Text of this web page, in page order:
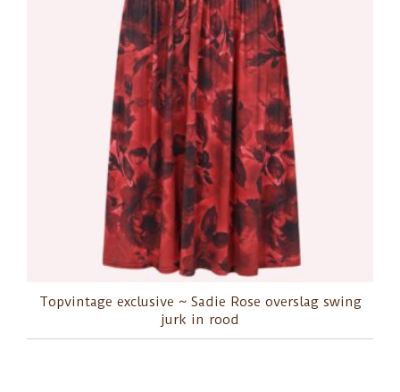
Topvintage exclusive ~ Sadie Rose overslag swing
jurk in rood